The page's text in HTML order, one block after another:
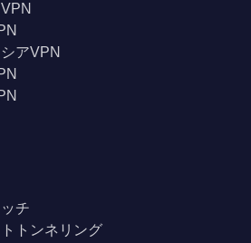
アVPN
チ
トンネリング